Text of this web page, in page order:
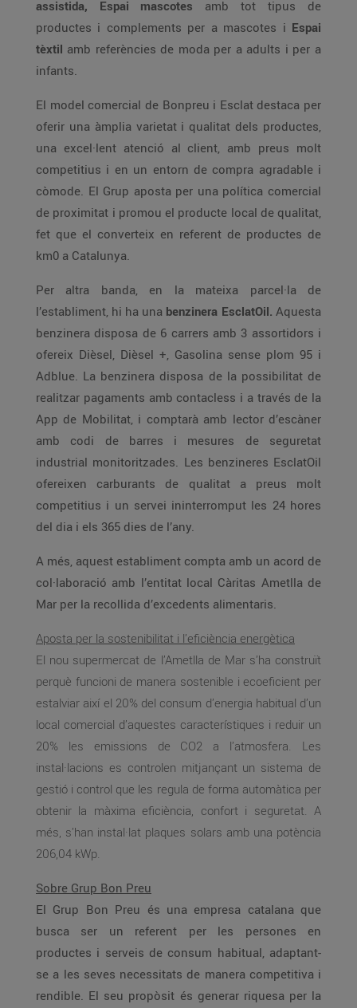
assistida, Espai mascotes amb tot tipus de
productes i complements per a mascotes i Espai
tèxtil amb referències de moda per a adults i per a
infants.
El model comercial de Bonpreu i Esclat destaca per
oferir una àmplia varietat i qualitat dels productes,
una excel·lent atenció al client, amb preus molt
competitius i en un entorn de compra agradable i
còmode. El Grup aposta per una política comercial
de proximitat i promou el producte local de qualitat,
fet que el converteix en referent de productes de
km0 a Catalunya.
Per altra banda, en la mateixa parcel·la de
l’establiment, hi ha una benzinera EsclatOil. Aquesta
benzinera disposa de 6 carrers amb 3 assortidors i
ofereix Dièsel, Dièsel +, Gasolina sense plom 95 i
Adblue. La benzinera disposa de la possibilitat de
realitzar pagaments amb contacless i a través de la
App de Mobilitat, i comptarà amb lector d’escàner
amb codi de barres i mesures de seguretat
industrial monitoritzades. Les benzineres EsclatOil
ofereixen carburants de qualitat a preus molt
competitius i un servei ininterromput les 24 hores
del dia i els 365 dies de l’any.
A més, aquest establiment compta amb un acord de
col·laboració amb l’entitat local Càritas Ametlla de
Mar per la recollida d’excedents alimentaris.
Aposta per la sostenibilitat i l’eficiència energètica
El nou supermercat de l’Ametlla de Mar s’ha construït
perquè funcioni de manera sostenible i ecoeficient per
estalviar així el 20% del consum d’energia habitual d’un
local comercial d’aquestes característiques i reduir un
20% les emissions de CO2 a l’atmosfera. Les
instal·lacions es controlen mitjançant un sistema de
gestió i control que les regula de forma automàtica per
obtenir la màxima eficiència, confort i seguretat. A
més, s’han instal·lat plaques solars amb una potència
206,04 kWp.
Sobre Grup Bon Preu
El Grup Bon Preu és una empresa catalana que
busca ser un referent per les persones en
productes i serveis de consum habitual, adaptant-
se a les seves necessitats de manera competitiva i
rendible. El seu propòsit és generar riquesa per la